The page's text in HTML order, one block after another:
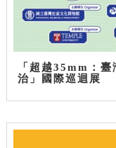
「超越35mm：
治」國際巡迴展